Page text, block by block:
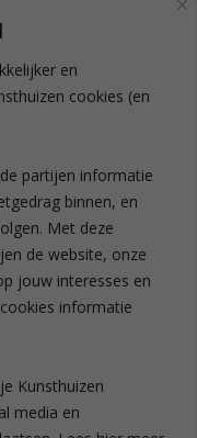
en
cookies (en
partijen informatie
binnen, en
Met deze
de website, onze
jouw interesses en
informatie
Kunsthuizen
media en